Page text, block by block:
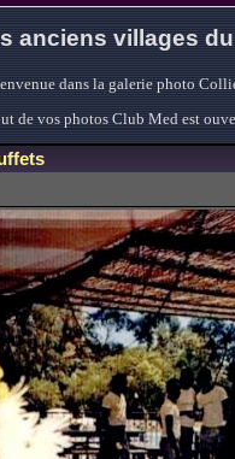
anciens villages
dans la galerie photo
de vos photos Club Med est